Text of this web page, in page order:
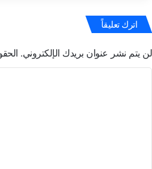
اترك تعليقاً
لن يتم نشر عنوان بريدك الإلكتروني.